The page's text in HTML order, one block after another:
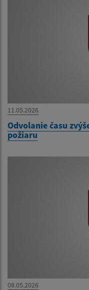
11.05.2026
Odvolanie času
požiaru
08.05.2026